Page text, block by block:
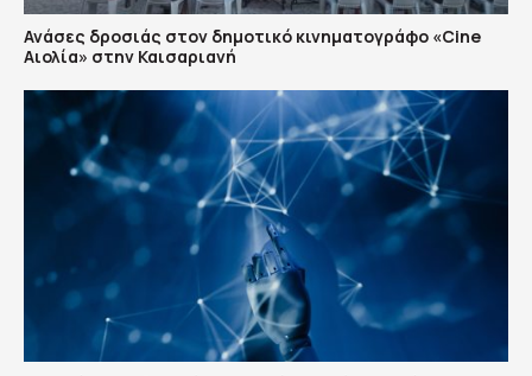
Ανάσες δροσιάς στον δημοτικό κινηματογράφο «Cine
Αιολία» στην Καισαριανή